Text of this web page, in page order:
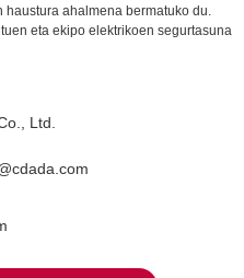
ahalmena bermatuko du.
eta ekipo elektrikoen segurtasuna
Ltd.